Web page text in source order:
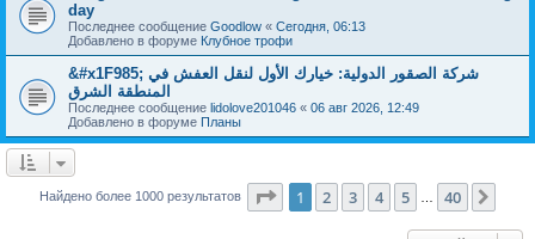
day
Последнее сообщение Goodlow « Сегодня, 06:13
Добавлено в форуме Клубное трофи
&#x1F985; شركة الصقور الدولية: خيارك الأول لنقل العفش في
المنطقة الشرق
Последнее сообщение lidolove201046 « 06 авг 2026, 12:49
Добавлено в форуме Планы
Найдено более 1000 результатов Страница из 40
1 2 3 4 5 40